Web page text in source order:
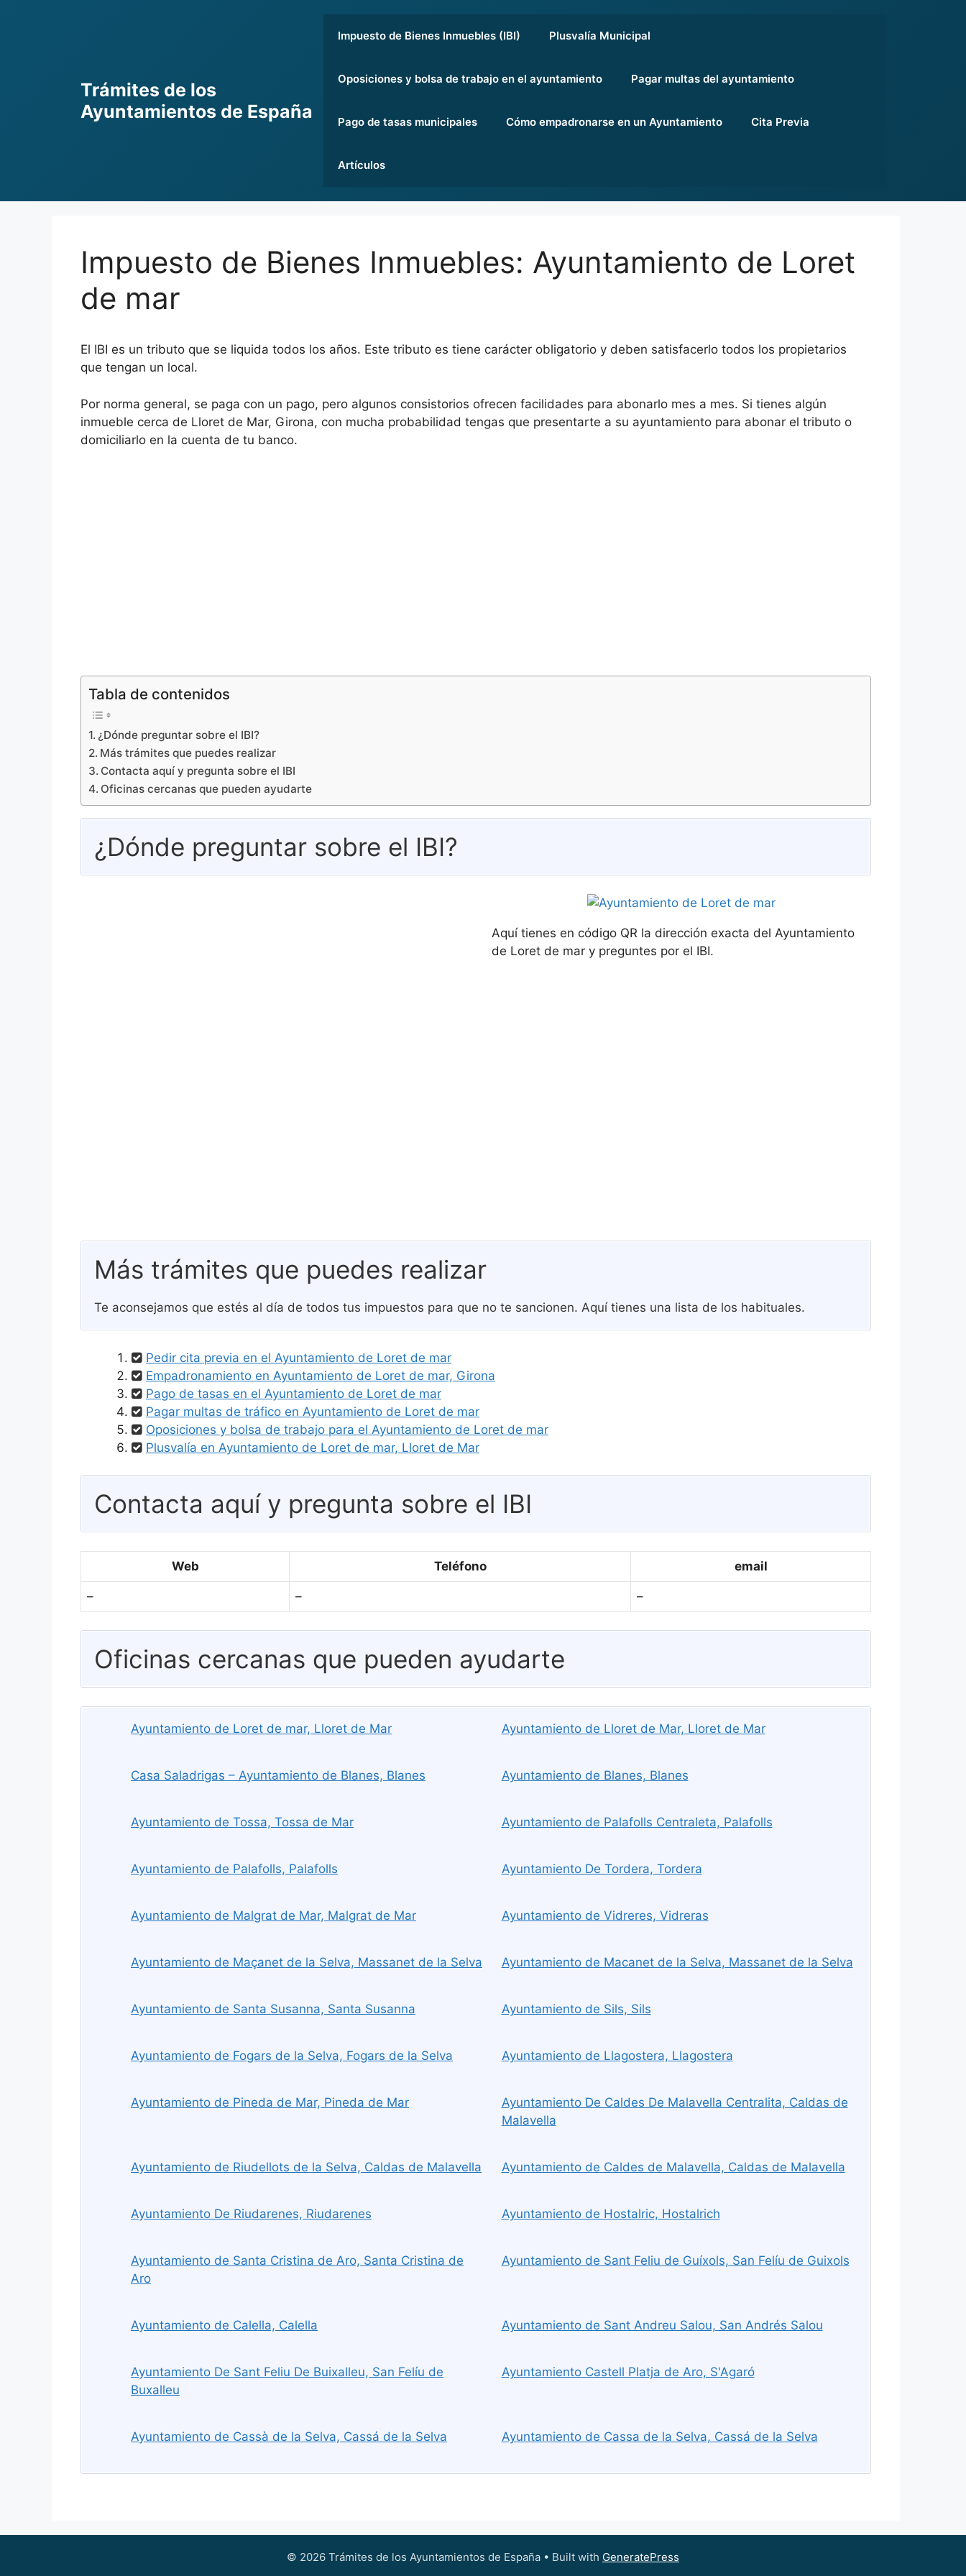
Trámites de los
Ayuntamientos de España
Impuesto de Bienes Inmuebles (IBI) Plusvalía Municipal
Oposiciones y bolsa de trabajo en el ayuntamiento Pagar multas del ayuntamiento
Pago de tasas municipales Cómo empadronarse en un Ayuntamiento Cita Previa
Artículos
Impuesto de Bienes Inmuebles: Ayuntamiento de Loret
de mar
El IBI es un tributo que se liquida todos los años. Este tributo es tiene carácter obligatorio y deben satisfacerlo todos los propietarios
que tengan un local.
Por norma general, se paga con un pago, pero algunos consistorios ofrecen facilidades para abonarlo mes a mes. Si tienes algún
inmueble cerca de Lloret de Mar, Girona, con mucha probabilidad tengas que presentarte a su ayuntamiento para abonar el tributo o
domiciliarlo en la cuenta de tu banco.
Tabla de contenidos
¿Dónde preguntar sobre el IBI?
Más trámites que puedes realizar
Contacta aquí y pregunta sobre el IBI
Oficinas cercanas que pueden ayudarte
¿Dónde preguntar sobre el IBI?
Aquí tienes en código QR la dirección exacta del Ayuntamiento
de Loret de mar y preguntes por el IBI.
Más trámites que puedes realizar
Te aconsejamos que estés al día de todos tus impuestos para que no te sancionen. Aquí tienes una lista de los habituales.
Pedir cita previa en el Ayuntamiento de Loret de mar
Empadronamiento en Ayuntamiento de Loret de mar, Girona
Pago de tasas en el Ayuntamiento de Loret de mar
Pagar multas de tráfico en Ayuntamiento de Loret de mar
Oposiciones y bolsa de trabajo para el Ayuntamiento de Loret de mar
Plusvalía en Ayuntamiento de Loret de mar, Lloret de Mar
Contacta aquí y pregunta sobre el IBI
Web Teléfono email
– – –
Oficinas cercanas que pueden ayudarte
Ayuntamiento de Loret de mar, Lloret de Mar Ayuntamiento de Lloret de Mar, Lloret de Mar
Casa Saladrigas – Ayuntamiento de Blanes, Blanes Ayuntamiento de Blanes, Blanes
Ayuntamiento de Tossa, Tossa de Mar Ayuntamiento de Palafolls Centraleta, Palafolls
Ayuntamiento de Palafolls, Palafolls Ayuntamiento De Tordera, Tordera
Ayuntamiento de Malgrat de Mar, Malgrat de Mar Ayuntamiento de Vidreres, Vidreras
Ayuntamiento de Maçanet de la Selva, Massanet de la Selva Ayuntamiento de Macanet de la Selva, Massanet de la Selva
Ayuntamiento de Santa Susanna, Santa Susanna Ayuntamiento de Sils, Sils
Ayuntamiento de Fogars de la Selva, Fogars de la Selva Ayuntamiento de Llagostera, Llagostera
Ayuntamiento de Pineda de Mar, Pineda de Mar
Ayuntamiento De Caldes De Malavella Centralita, Caldas de
Malavella
Ayuntamiento de Riudellots de la Selva, Caldas de Malavella Ayuntamiento de Caldes de Malavella, Caldas de Malavella
Ayuntamiento De Riudarenes, Riudarenes Ayuntamiento de Hostalric, Hostalrich
Ayuntamiento de Santa Cristina de Aro, Santa Cristina de
Aro
Ayuntamiento de Sant Feliu de Guíxols, San Felíu de Guixols
Ayuntamiento de Calella, Calella Ayuntamiento de Sant Andreu Salou, San Andrés Salou
Ayuntamiento De Sant Feliu De Buixalleu, San Felíu de
Buxalleu
Ayuntamiento Castell Platja de Aro, S'Agaró
Ayuntamiento de Cassà de la Selva, Cassá de la Selva Ayuntamiento de Cassa de la Selva, Cassá de la Selva
© 2026 Trámites de los Ayuntamientos de España • Built with GeneratePress